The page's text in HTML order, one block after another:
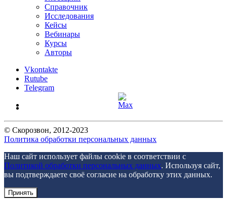
Справочник
Исследования
Кейсы
Вебинары
Курсы
Авторы
Vkontakte
Rutube
Telegram
© Скорозвон, 2012-2023
Политика обработки персональных данных
Наш сайт использует файлы cookie в соответствии с
Политикой обработки персональных данных. Используя сайт,
вы подтверждаете своё согласие на обработку этих данных.
Принять